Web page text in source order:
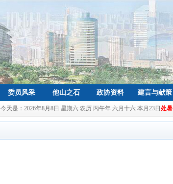
委员风采 他山之石 政协资料 建言与献策
今天是： 2026年8月8日 星期六 农历 丙午年 六月十六 本月23日 处暑